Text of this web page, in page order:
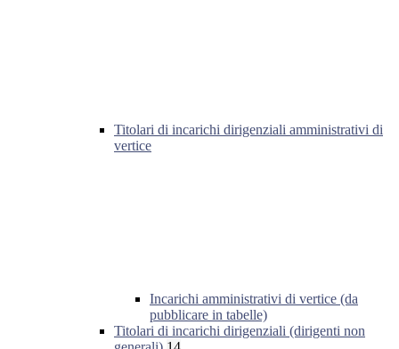
Titolari di incarichi dirigenziali amministrativi di
vertice
Incarichi amministrativi di vertice (da
pubblicare in tabelle)
Titolari di incarichi dirigenziali (dirigenti non